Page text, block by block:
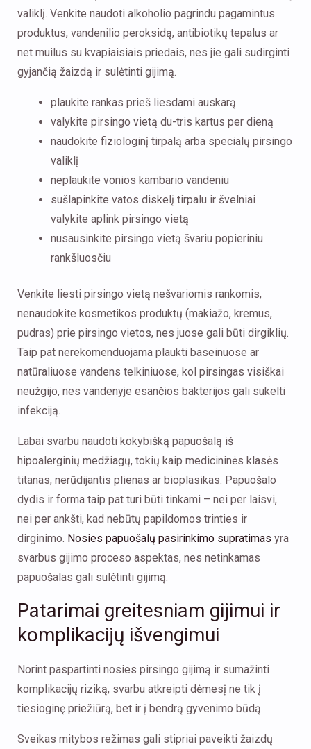
valiklį. Venkite naudoti alkoholio pagrindu pagamintus
produktus, vandenilio peroksidą, antibiotikų tepalus ar
net muilus su kvapiaisiais priedais, nes jie gali sudirginti
gyjančią žaizdą ir sulėtinti gijimą.
plaukite rankas prieš liesdami auskarą
valykite pirsingo vietą du-tris kartus per dieną
naudokite fiziologinį tirpalą arba specialų pirsingo
valiklį
neplaukite vonios kambario vandeniu
sušlapinkite vatos diskelį tirpalu ir švelniai
valykite aplink pirsingo vietą
nusausinkite pirsingo vietą švariu popieriniu
rankšluosčiu
Venkite liesti pirsingo vietą nešvariomis rankomis,
nenaudokite kosmetikos produktų (makiažo, kremus,
pudras) prie pirsingo vietos, nes juose gali būti dirgiklių.
Taip pat nerekomenduojama plaukti baseinuose ar
natūraliuose vandens telkiniuose, kol pirsingas visiškai
neužgijo, nes vandenyje esančios bakterijos gali sukelti
infekciją.
Labai svarbu naudoti kokybišką papuošalą iš
hipoalerginių medžiagų, tokių kaip medicininės klasės
titanas, nerūdijantis plienas ar bioplasikas. Papuošalo
dydis ir forma taip pat turi būti tinkami – nei per laisvi,
nei per ankšti, kad nebūtų papildomos trinties ir
dirginimo. Nosies papuošalų pasirinkimo supratimas yra
svarbus gijimo proceso aspektas, nes netinkamas
papuošalas gali sulėtinti gijimą.
Patarimai greitesniam gijimui ir
komplikacijų išvengimui
Norint paspartinti nosies pirsingo gijimą ir sumažinti
komplikacijų riziką, svarbu atkreipti dėmesį ne tik į
tiesioginę priežiūrą, bet ir į bendrą gyvenimo būdą.
Sveikas mitybos režimas gali stipriai paveikti žaizdų